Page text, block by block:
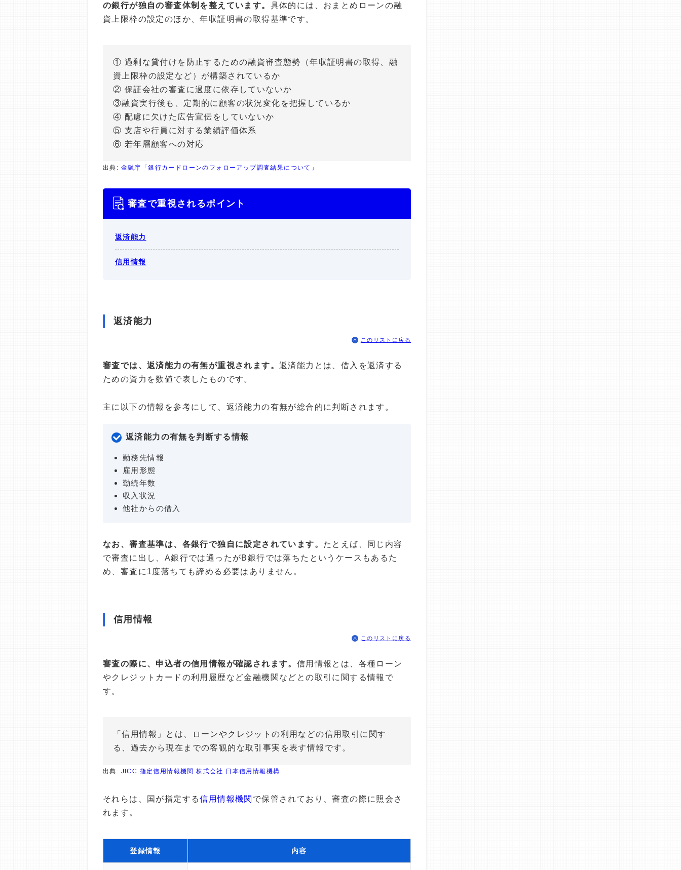
の銀行が独自の審査体制を整えています。 具体的には、おまとめローンの融
資上限枠の設定のほか、年収証明書の取得基準です。
① 過剰な貸付けを防止するための融資審査態勢（年収証明書の取得、融
資上限枠の設定など）が構築されているか
② 保証会社の審査に過度に依存していないか
③融資実行後も、定期的に顧客の状況変化を把握しているか
④ 配慮に欠けた広告宣伝をしていないか
⑤ 支店や行員に対する業績評価体系
⑥ 若年層顧客への対応
出典: 金融庁「銀行カードローンのフォローアップ調査結果について」
審査で重視されるポイント
返済能力
信用情報
返済能力
このリストに戻る
審査では、返済能力の有無が重視されます。 返済能力とは、借入を返済する
ための資力を数値で表したものです。
主に以下の情報を参考にして、返済能力の有無が総合的に判断されます。
返済能力の有無を判断する情報
勤務先情報
雇用形態
勤続年数
収入状況
他社からの借入
なお、審査基準は、各銀行で独自に設定されています。 たとえば、同じ内容
で審査に出し、A銀行では通ったがB銀行では落ちたというケースもあるた
め、審査に1度落ちても諦める必要はありません。
信用情報
このリストに戻る
審査の際に、申込者の信用情報が確認されます。 信用情報とは、各種ローン
やクレジットカードの利用履歴など金融機関などとの取引に関する情報で
す。
「信用情報」とは、ローンやクレジットの利用などの信用取引に関す
る、過去から現在までの客観的な取引事実を表す情報です。
出典: JICC 指定信用情報機関 株式会社 日本信用情報機構
それらは、国が指定する信用情報機関 で保管されており、審査の際に照会さ
れます。
登録情報 内容